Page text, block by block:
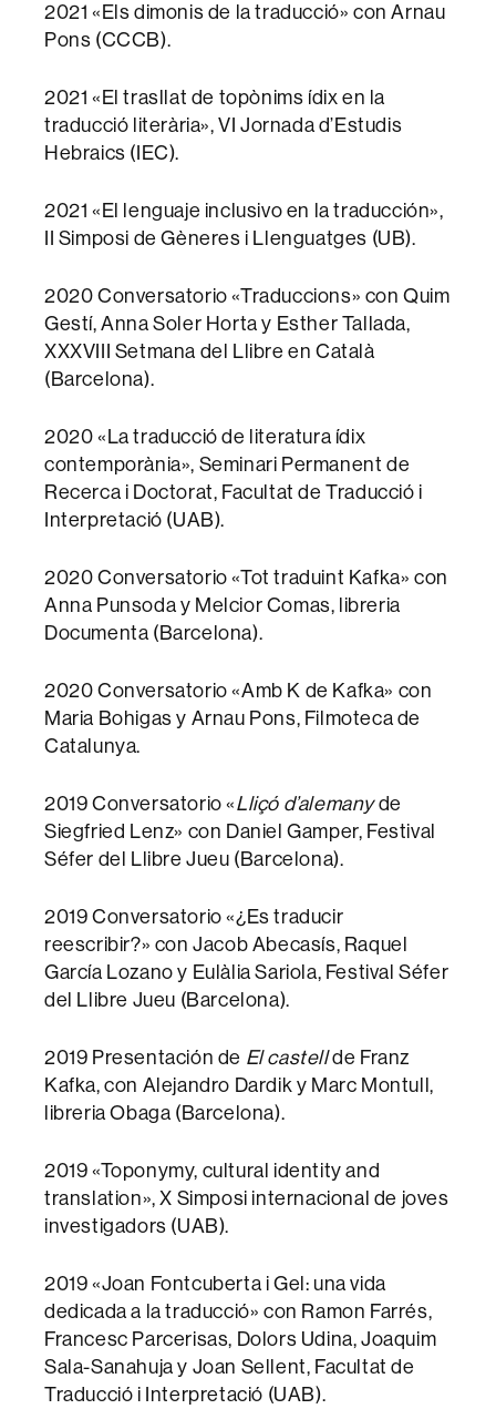
2021 «Els dimonis de la traducció» con Arnau
Pons (CCCB).
2021 «El trasllat de topònims ídix en la
traducció literària», VI Jornada d’Estudis
Hebraics (IEC).
2021 «El lenguaje inclusivo en la traducción»,
II Simposi de Gèneres i Llenguatges (UB).
2020 Conversatorio «Traduccions» con Quim
Gestí, Anna Soler Horta y Esther Tallada,
XXXVIII Setmana del Llibre en Català
(Barcelona).
2020 «La traducció de literatura ídix
contemporània», Seminari Permanent de
Recerca i Doctorat, Facultat de Traducció i
Interpretació (UAB).
2020 Conversatorio «Tot traduint Kafka» con
Anna Punsoda y Melcior Comas, libreria
Documenta (Barcelona).
2020 Conversatorio «Amb K de Kafka» con
Maria Bohigas y Arnau Pons, Filmoteca de
Catalunya.
2019 Conversatorio «Lliçó d’alemanyde
Siegfried Lenz» con Daniel Gamper, Festival
Séfer del Llibre Jueu (Barcelona).
2019 Conversatorio «¿Es traducir
reescribir?» con Jacob Abecasís, Raquel
García Lozano y Eulàlia Sariola, Festival Séfer
del Llibre Jueu (Barcelona).
2019 Presentación de El castellde Franz
Kafka, con Alejandro Dardik y Marc Montull,
libreria Obaga (Barcelona).
2019 «Toponymy, cultural identity and
translation», X Simposi internacional de joves
investigadors (UAB).
2019 «Joan Fontcuberta i Gel: una vida
dedicada a la traducció» con Ramon Farrés,
Francesc Parcerisas, Dolors Udina, Joaquim
Sala-Sanahuja y Joan Sellent, Facultat de
Traducció i Interpretació (UAB).